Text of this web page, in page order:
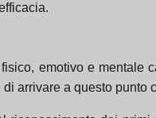
fisico, emotivo e
arrivare a questo punto